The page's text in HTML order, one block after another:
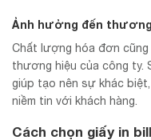
Ảnh hưởng đến
Chất lượng hóa đơn
thương hiệu của công ty.
giúp tạo nên sự khác
niềm tin với khách hàng.
Cách chọn giấy in